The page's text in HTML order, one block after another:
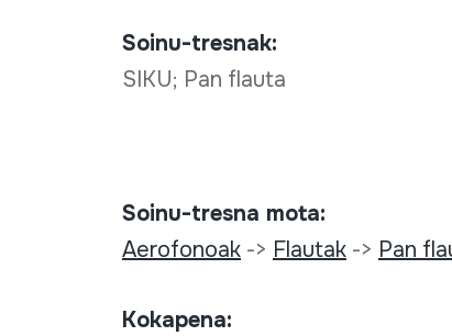
Soinu-tresnak:
SIKU; Pan flauta
Soinu-tresna mota:
Aerofonoak-> Flautak-> Pan
Kokapena: